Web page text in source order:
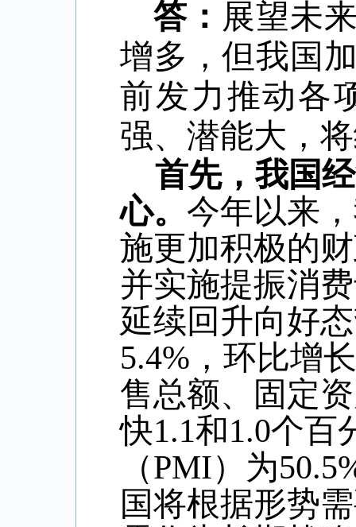
答： 展望未
增多，但我国
前发力推动各
强、潜能大，
首先，我国经
心。 今年以来
施更加积极的
并实施提振消
延续回升向好
5.4% ，环比增长
售总额、固定
快1.1和1.0个百
（PMI）为
国将根据形势